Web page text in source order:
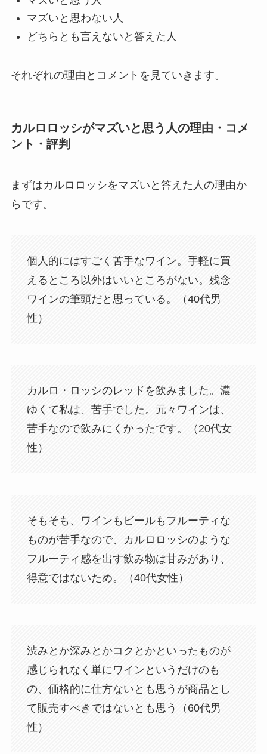
マズいと思わない人
どちらとも言えないと答えた人
それぞれの理由とコメントを見ていきます。
カルロロッシがマズいと思う人の理由・コメ
ント・評判
まずはカルロロッシをマズいと答えた人の理由か
らです。
個人的にはすごく苦手なワイン。手軽に買
えるところ以外はいいところがない。残念
ワインの筆頭だと思っている。（40代男
性）
カルロ・ロッシのレッドを飲みました。濃
ゆくて私は、苦手でした。元々ワインは、
苦手なので飲みにくかったです。（20代女
性）
そもそも、ワインもビールもフルーティな
ものが苦手なので、カルロロッシのような
フルーティ感を出す飲み物は甘みがあり、
得意ではないため。（40代女性）
渋みとか深みとかコクとかといったものが
感じられなく単にワインというだけのも
の、価格的に仕方ないとも思うが商品とし
て販売すべきではないとも思う（60代男
性）